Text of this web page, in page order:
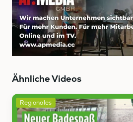
Ähnliche Videos
Regionales